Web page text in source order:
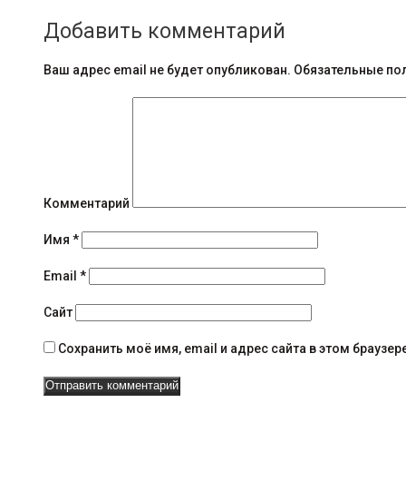
о
о
б
и
я
н
а
в
и
г
Добавить комментарий
Ваш адрес email не будет опубликован. Обязательные
Комментарий
Имя *
Email *
Сайт
Сохранить моё имя, email и адрес сайта в этом